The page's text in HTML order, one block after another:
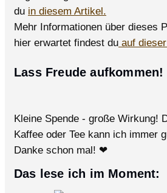
du in diesem Artikel.
Mehr Informationen über dieses
hier erwartet findest du auf dieser
Lass Freude aufkommen!
Kleine Spende - große Wirkung!
Kaffee oder Tee kann ich immer
Danke schon mal! ❤
Das lese ich im Moment: